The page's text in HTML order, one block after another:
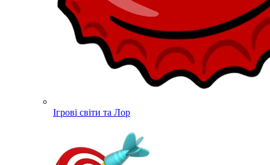
Ігрові світи та Лор